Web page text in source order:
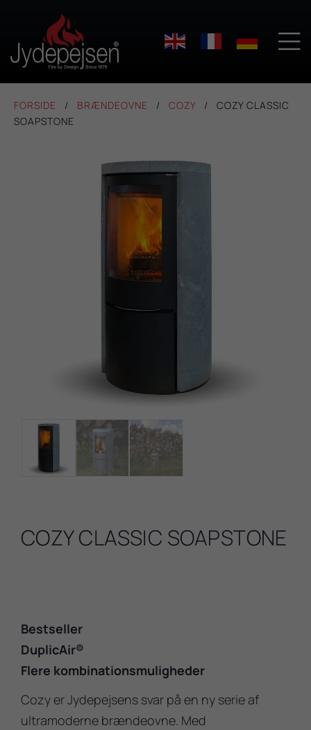

FORSIDE BRÆNDEOVNE COZY
COZY CLASSIC
SOAPSTONE
COZY CLASSIC SOAPSTONE
Bestseller
DuplicAir®
Flere kombinationsmuligheder
Cozy er Jydepejsens svar på en ny serie af
ultramoderne brændeovne. Med